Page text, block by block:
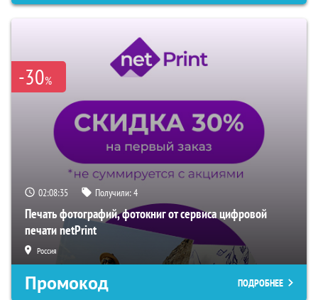
-30%
02:08:33 Получили:4
Печать фотографий, фотокниг от сервиса цифровой
печати netPrint
Россия
Промокод ПОДРОБНЕЕ